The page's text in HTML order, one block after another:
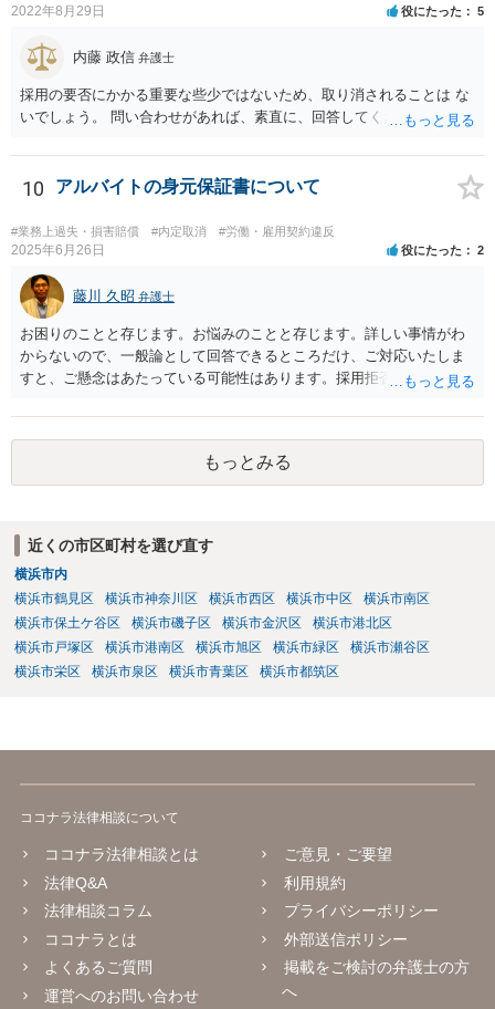
た場合は、申立人に主張・立証を行わせ、申立人の言い分が相当と認
どおりの労働審判が行われることが考えられますので、欠席すること
は無いと思います。 代理人だけも出席しているのでれば、審理は可能
です。 【質問３】会社の弱音を握られて復職させたくない模様なの
で、ずるずると交渉や裁判を引き延ばしていると思われますが。 【回
る のかも知れません。
2022年8月29日 役にたった 5
内藤 政信 弁護士
採用の要否にかかる重要な些少ではないため、取り消されることは な
いでしょう。 問い合わせがあれば、素直に、回答してください。
10 アルバイトの身元保証書について
#業務上過失・損害賠償 #内定取消 #労働・雇用契約違反
2025年6月26日 役にたった 2
藤川 久昭 弁護士
お困りのことと存じます。お悩みのことと存じます。詳しい事情がわ
からないので、一般論として回答できるところだけ、ご対応いたしま
すと、ご懸念はあたっている可能性はあります。採用拒否、採用内定
の内容が有効にならない可能性はありますし、そもそも契約が無効に
なる可能性はあります。本件は、法的に正確に分析すべき事案です。
素人判断は大いに危険です。法的に正確に分析されたい場合には、労
働法にかなり詳しく、上記に関連した法理等にも通じた弁護士等に相
もっとみる
近くの市区町村を選び直す
横浜市内
横浜市鶴見区
横浜市神奈川区 横浜市西区 横浜市中区
横浜市南区
横浜市保土ケ谷区
横浜市磯子区 横浜市金沢区
横浜市港北区
横浜市戸塚区
横浜市港南区 横浜市旭区 横浜市緑区
横浜市瀬谷区
横浜市栄区
横浜市泉区 横浜市青葉区 横浜市都筑区
ココナラ法律相談について
ココナラ法律相談とは
法律Q&A
法律相談コラム
ココナラとは
よくあるご質問
運営へのお問い合わせ
ご意見・ご要望
利用規約
プライバシーポリシー
外部送信ポリシー
掲載をご検討の弁護士の方
へ